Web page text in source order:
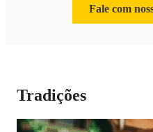
Fale com
Tradições